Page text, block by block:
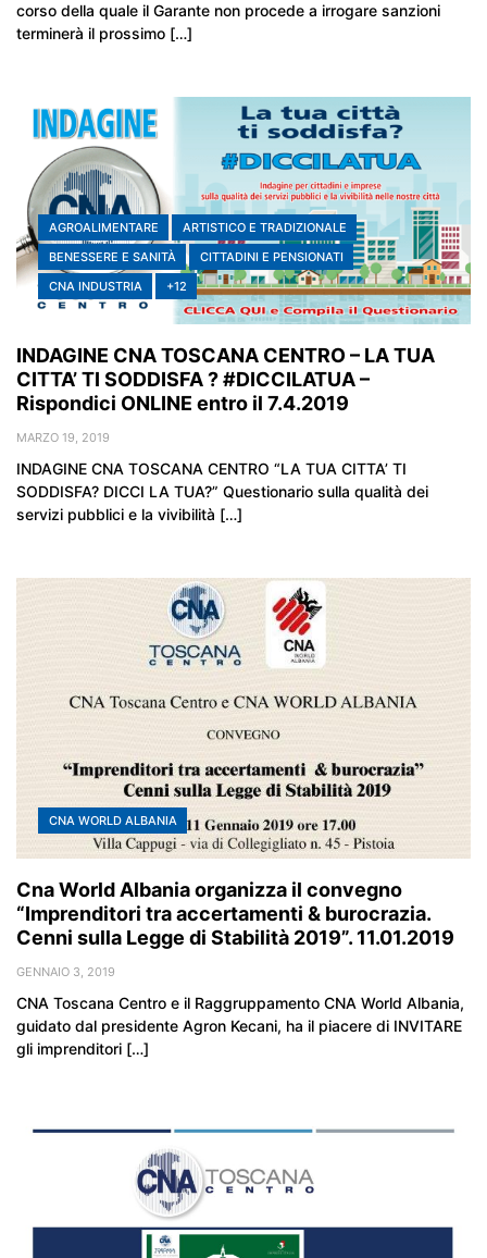
corso della quale il Garante non procede a irrogare sanzioni
terminerà il prossimo […]
AGROALIMENTARE
ARTISTICO E TRADIZIONALE
BENESSERE E SANITÀ
CITTADINI E PENSIONATI
CNA INDUSTRIA
+12
INDAGINE CNA TOSCANA CENTRO – LA TUA
CITTA’ TI SODDISFA ? #DICCILATUA –
Rispondici ONLINE entro il 7.4.2019
MARZO 19, 2019
INDAGINE CNA TOSCANA CENTRO “LA TUA CITTA’ TI
SODDISFA? DICCI LA TUA?” Questionario sulla qualità dei
servizi pubblici e la vivibilità […]
CNA WORLD ALBANIA
Cna World Albania organizza il convegno
“Imprenditori tra accertamenti & burocrazia.
Cenni sulla Legge di Stabilità 2019”. 11.01.2019
GENNAIO 3, 2019
CNA Toscana Centro e il Raggruppamento CNA World Albania,
guidato dal presidente Agron Kecani, ha il piacere di INVITARE
gli imprenditori […]